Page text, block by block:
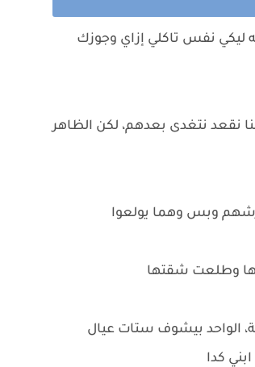
ليكي نفس تاكلي إزاي وجوزك
نقعد نتغدى بعدهم، لكن الظاهر
وبس وهما يولعوا
وطلعت شقتها
الواحد بيشوف ستات عيال
كدا